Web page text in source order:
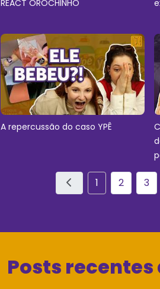
REACT OROCHINHO
A repercussão do caso YPÊ
1 2 3
Posts